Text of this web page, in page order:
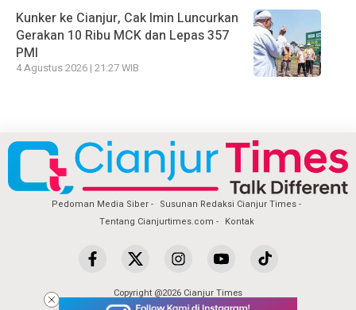
Kunker ke Cianjur, Cak Imin Luncurkan
Gerakan 10 Ribu MCK dan Lepas 357
PMI
4 Agustus 2026 | 21:27 WIB
Pedoman Media Siber
Susunan Redaksi Cianjur Times
Tentang Cianjurtimes.com
Kontak
Copyright @2026 Cianjur Times